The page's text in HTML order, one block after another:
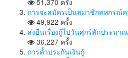
การจะสมัครเป็นสมาชิกสหกรณ์ค
49,922 ครั้ง
ส่งยื่นเรื่องกู้ไปวันศุกร์สักประมา
36,227 ครั้ง
การค้ำประกันเงินกู้